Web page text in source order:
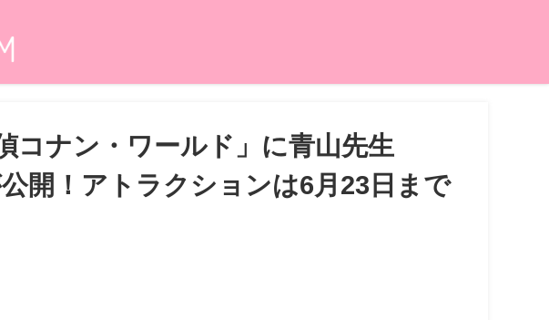
コナン・ワールド」に青山先生
開！アトラクションは6月23日まで